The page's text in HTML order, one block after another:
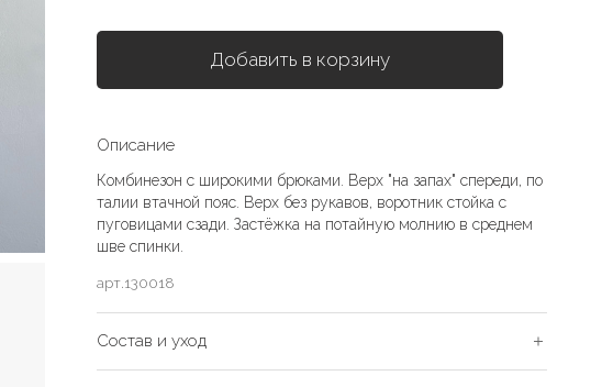
Добавить в корзину
Описание
Комбинезон с широкими брюками. Верх "на запах" спереди, по
талии втачной пояс. Верх без рукавов, воротник стойка с
пуговицами сзади. Застёжка на потайную молнию в среднем
шве спинки.
арт.130018
Состав и уход